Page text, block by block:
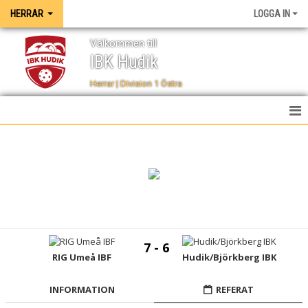
HERRAR LOGGA IN
IBK Hudik
Välkommen till
Herrar | Division 1 Östra
SPELSCHEMARIG Umeå IBF
7 - 6
Hudik/Björkberg IBK
INFORMATION REFERAT